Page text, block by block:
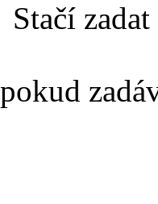
Stačí
pokud